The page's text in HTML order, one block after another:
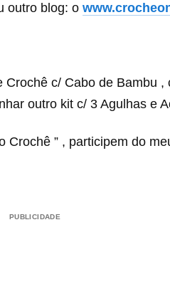
outro blog: o
c/ Cabo de Bambu ,
outro kit c/ 3 Agulhas e
Crochê ” , participem do
PUBLICIDADE